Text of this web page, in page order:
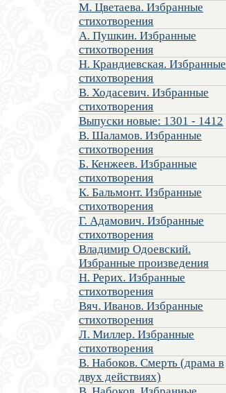
М. Цветаева. Избранные
стихотворения
А. Пушкин. Избранные
стихотворения
Н. Крандиевская. Избранные
стихотворения
В. Ходасевич. Избранные
стихотворения
Выпуски новые: 1301 - 1412
В. Шаламов. Избранные
стихотворения
Б. Кенжеев. Избранные
стихотворения
К. Бальмонт. Избранные
стихотворения
Г. Адамович. Избранные
стихотворения
Владимир Одоевский.
Избранные произведения
Н. Рерих. Избранные
стихотворения
Вяч. Иванов. Избранные
стихотворения
Л. Миллер. Избранные
стихотворения
В. Набоков. Смерть (драма в
двух действиях)